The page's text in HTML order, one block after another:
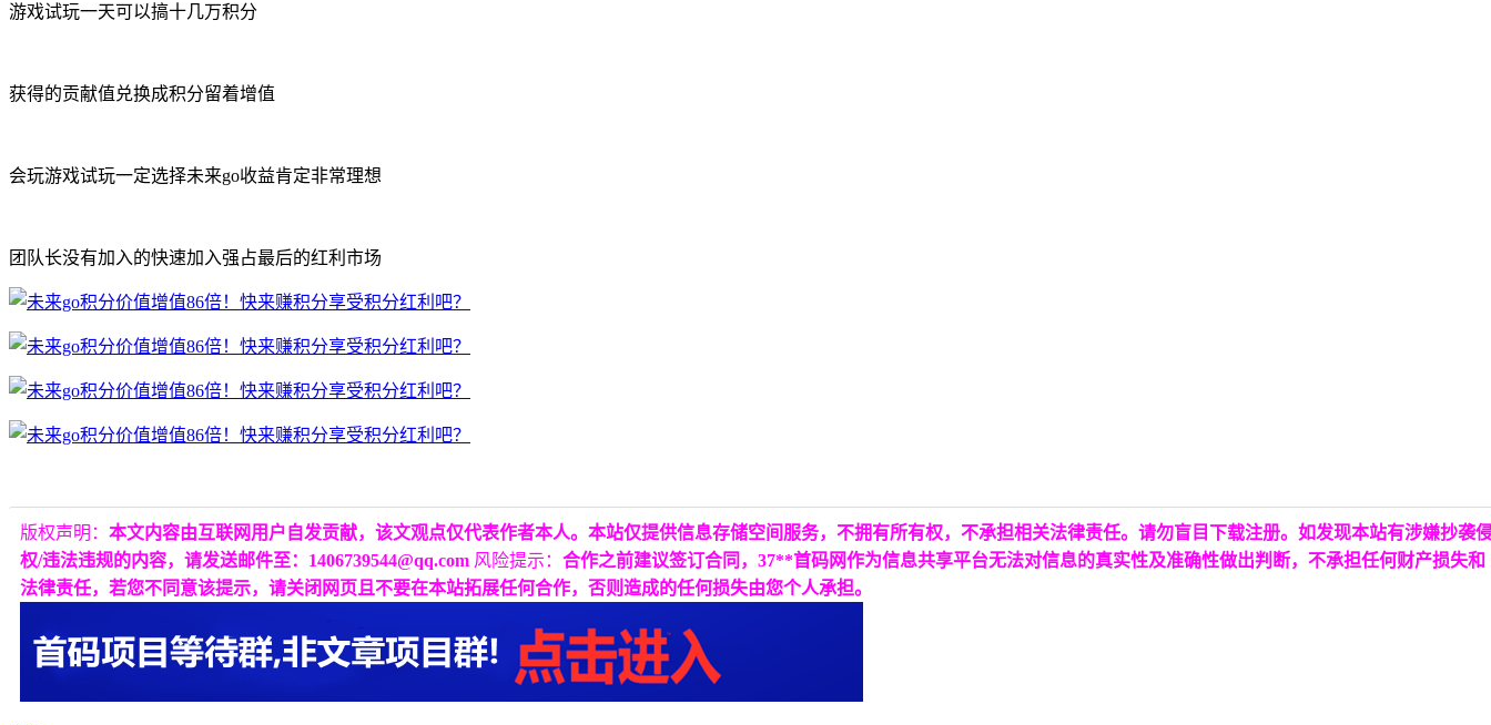
游戏试玩一天可以搞十几万积分
获得的贡献值兑换成积分留着增值
会玩游戏试玩一定选择未来go收益肯定非常理想
团队长没有加入的快速加入强占最后的红利市场
版权声明： 本文内容由互联网用户自发贡献，该文观点仅代表作者本人。本站仅提供信息存储空间服务，不拥有所有权，不承担相关法律责任。请勿盲目下载注册。如发现本站有涉嫌抄袭
权/违法违规的内容，请发送邮件至：1406739544@qq.com 风险提示： 合作之前建议签订合同，37**首码网作为信息共享平台无法对信息的真实性及准确性做出判断，不承担任何财产损失和
法律责任，若您不同意该提示，请关闭网页且不要在本站拓展任何合作，否则造成的任何损失由您个人承担。